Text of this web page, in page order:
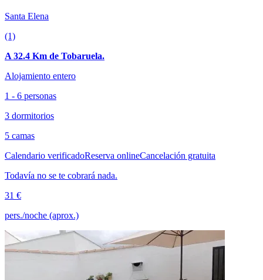
Santa Elena
(1)
A 32.4 Km de Tobaruela.
Alojamiento entero
1 - 6 personas
3 dormitorios
5 camas
Calendario verificadoReserva onlineCancelación gratuita
Todavía no se te cobrará nada.
31 €
pers./noche (aprox.)